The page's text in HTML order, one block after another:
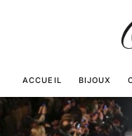
ACCUEIL BIJOUX